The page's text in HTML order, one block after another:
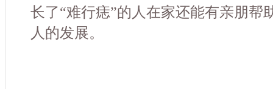
长了“难行痣”的人在家还能有亲朋帮
人的发展。